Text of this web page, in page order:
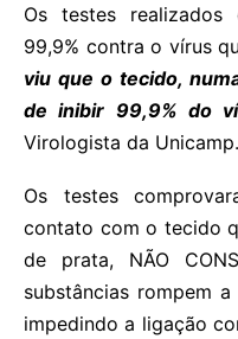
Os testes
99,9% contra o vírus
viu que o tecido,
de inibir 99,9% do
Virologista da Unicamp.
Os testes
contato com o tecido
de prata, NÃO
substâncias rompem
impedindo a ligação